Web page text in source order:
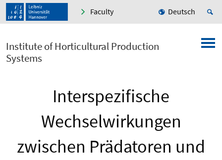
Faculty Deutsch
Institute of Horticultural Production
Systems
Interspezifische
Wechselwirkungen
zwischen Prädatoren und